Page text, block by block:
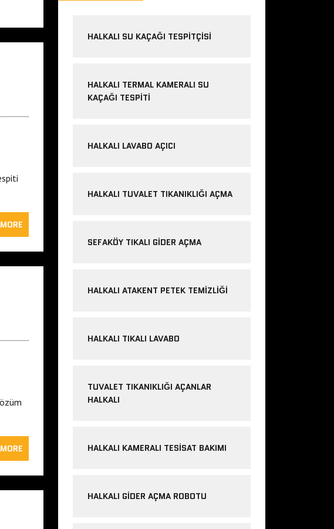
HALKALI SU KAÇAĞI TESPITÇISI
HALKALI TERMAL KAMERALI SU
KAÇAĞI TESPITI
HALKALI LAVABO AÇICI
HALKALI TUVALET TIKANIKLIĞI AÇMA
SEFAKÖY TIKALI GIDER AÇMA
HALKALI ATAKENT PETEK TEMIZLIĞI
HALKALI TIKALI LAVABO
TUVALET TIKANIKLIĞI AÇANLAR
HALKALI
HALKALI KAMERALI TESISAT BAKIMI
HALKALI GIDER AÇMA ROBOTU